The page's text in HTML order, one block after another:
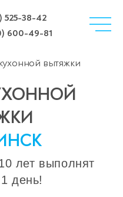
525-38-42
600-49-81
вытяжки
лет выполнят
день!